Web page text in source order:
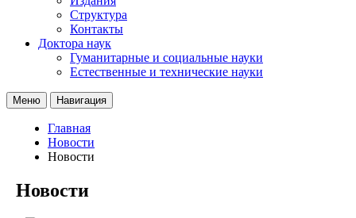
Структура
Контакты
Доктора наук
Гуманитарные и социальные науки
Естественные и технические науки
Меню Навигация
Главная
Новости
Новости
Новости